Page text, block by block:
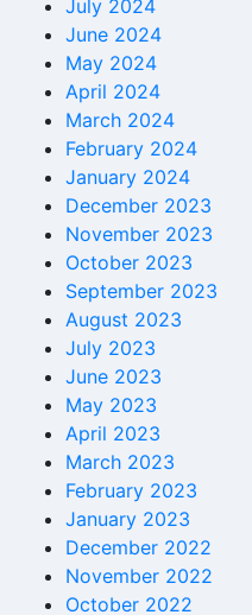
July 2024
June 2024
May 2024
April 2024
March 2024
February 2024
January 2024
December 2023
November 2023
October 2023
September 2023
August 2023
July 2023
June 2023
May 2023
April 2023
March 2023
February 2023
January 2023
December 2022
November 2022
October 2022